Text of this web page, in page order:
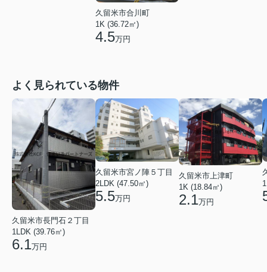
久留米市合川町
1K (36.72㎡)
4.5万円
よく見られている物件
久留米市長門石２丁目
1LDK (39.76㎡)
6.1万円
久留米市宮ノ陣５丁目
2LDK (47.50㎡)
5.5万円
久留米市上津町
1K (18.84㎡)
2.1万円